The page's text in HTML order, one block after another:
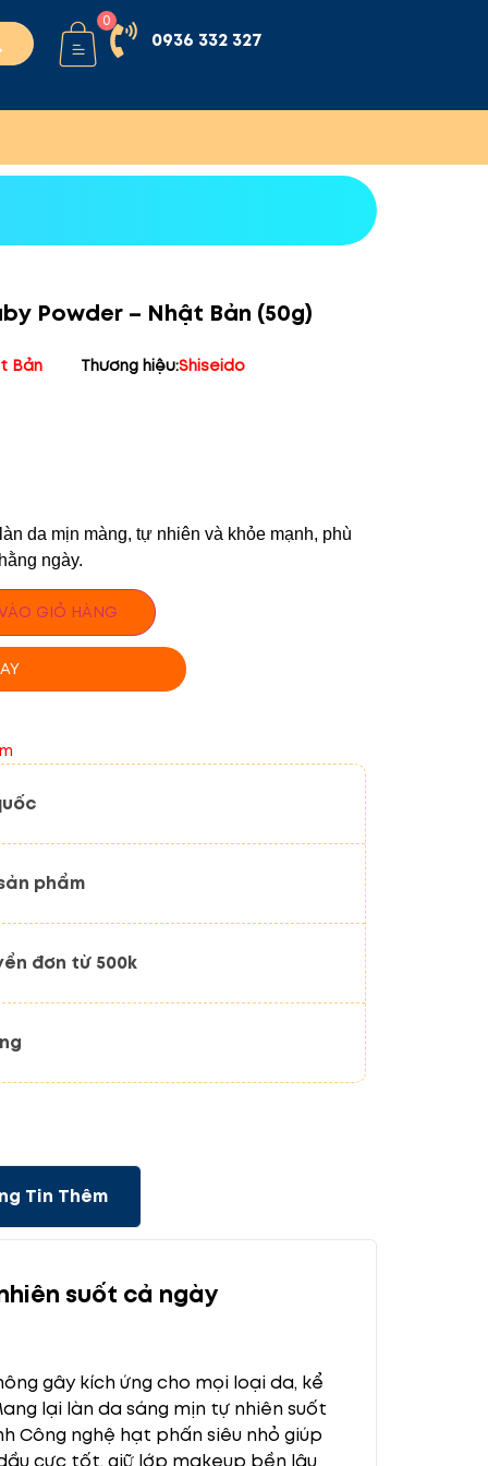
0
0936 332 327
Powder – Nhật Bản (50g)
Bản Thương hiệu:Shiseido
da mịn màng, tự nhiên và khỏe mạnh, phù
ngày.
GIỎ HÀNG
phẩm
đơn từ 500k
Tin Thêm
suốt cả ngày
gây kích ứng cho mọi loại da, kể
lại làn da sáng mịn tự nhiên suốt
Công nghệ hạt phấn siêu nhỏ giúp